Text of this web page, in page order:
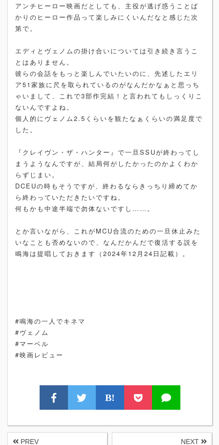
アンチヒーロー映画だとしても、主役が逃げ惑うことば
かりのヒーロー作品って楽しみにくいんだなと感じた次
第で。
エディとヴェノムの掛け合いについては引き続き言うこ
とはありません。
彼らの会話をもっと楽しんでいたいのに、先述したエリ
ア51家族に尺を取られているのがなんだかなぁと思っち
ゃいまして、これで3部作完結！と言われてもしっくりこ
ないんですよね。
個人的にヴェノム2.5くらいを観たなぁくらいの満足度で
した。
『クレイヴン・ザ・ハンター』で一旦SSUが終わってし
まうようなんですが、結局何がしたかったのかよくわか
らずじまい。
DCEUの時もそうですが、終わるならきっちり締めてか
ら終わっていただきたいですね。
何もかも中途半端で勿体ないですし……。
とか言いながら、これがMCU合流のための一旦休止みた
いなことも否めないので、なんだかんだで復活する説を
鳴海は提唱しておきます（2024年12月24日記載）。
#鳴海の一人でキネマ
#ヴェノム
#マーベル
#映画レビュー
B!
PREV NEXT